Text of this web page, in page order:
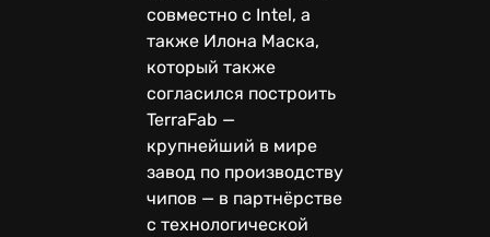
совместно с Intel, а
также Илона Маска,
который также
согласился построить
TerraFab —
крупнейший в мире
завод по производству
чипов — в партнёрстве
с технологической